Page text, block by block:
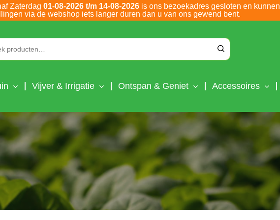
Zaterdag 01-08-2026 t/m 14-08-2026is ons bezoekadres gesloten en kunnen
via de webshop iets langer duren dan u van ons gewend bent.
Vijver & Irrigatie Ontspan & Geniet Accessoires